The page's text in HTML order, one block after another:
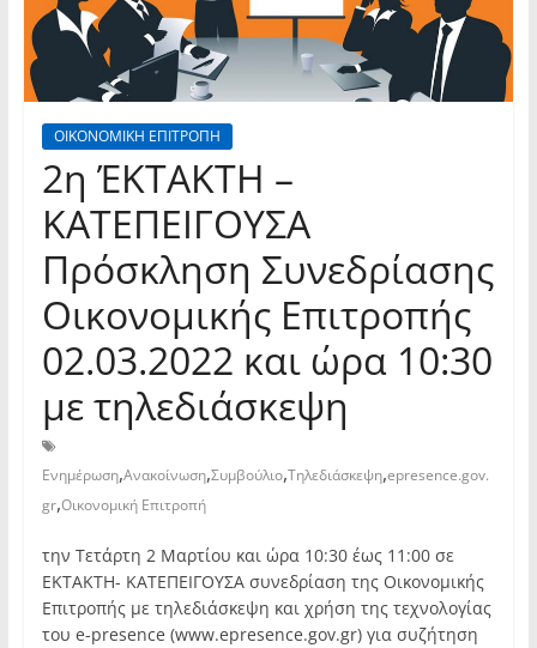
ΟΙΚΟΝΟΜΙΚΗ ΕΠΙΤΡΟΠΗ
2η ΈΚΤΑΚΤΗ –
ΚΑΤΕΠΕΙΓΟΥΣΑ
Πρόσκληση Συνεδρίασης
Οικονομικής Επιτροπής
02.03.2022 και ώρα 10:30
με τηλεδιάσκεψη
Ενημέρωση,Ανακοίνωση,Συμβούλιο,Τηλεδιάσκεψη,epresence.gov.
gr,Οικονομική Επιτροπή
την Τετάρτη 2 Μαρτίου και ώρα 10:30 έως 11:00 σε
ΕΚΤΑΚΤΗ- ΚΑΤΕΠΕΙΓΟΥΣΑ συνεδρίαση της Οικονομικής
Επιτροπής με τηλεδιάσκεψη και χρήση της τεχνολογίας
του e-presence (www.epresence.gov.gr) για συζήτηση